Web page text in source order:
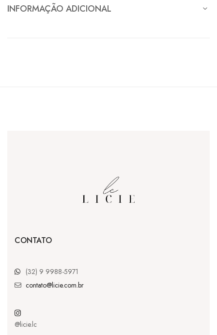
INFORMAÇÃO ADICIONAL
CONTATO
(32) 9 9988-5971
contato@licie.com.br
@licie.lc